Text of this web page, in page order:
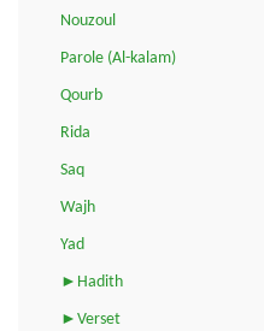
Nouzoul
Parole (Al-kalam)
Qourb
Rida
Saq
Wajh
Yad
►Hadith
►Verset